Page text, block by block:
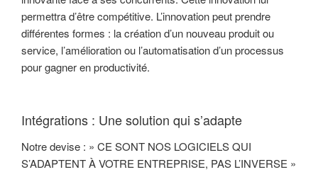
permettra d’être compétitive. L’innovation peut prendre
différentes formes : la création d’un nouveau produit ou
service, l’amélioration ou l’automatisation d’un processus
pour gagner en productivité.
Intégrations : Une solution qui s’adapte
Notre devise : » CE SONT NOS LOGICIELS QUI
S’ADAPTENT À VOTRE ENTREPRISE, PAS L’INVERSE »